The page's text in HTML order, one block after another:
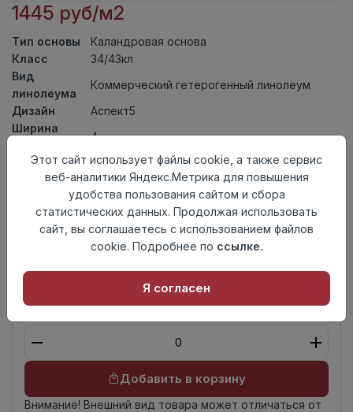
1445 руб/м2
Тип основы
Каландровая основа
Класс
34/43кл
Вид
линолеума
Коммерческий гетерогенный линолеум
Дизайн
Аспект5
Ширина
4
Общая
толщина
защитного
слоя
0,70мм
АктуальностьАктуален
Россия
Добавить в корзину
Внимание! Внешний вид товара может отличаться от
Этот сайт использует файлы cookie, а также сервис
веб-аналитики Яндекс.Метрика для повышения
удобства пользования сайтом и сбора
статистических данных. Продолжая использовать
сайт, вы соглашаетесь с использованием файлов
cookie. Подробнее по ссылке.
Я согласен